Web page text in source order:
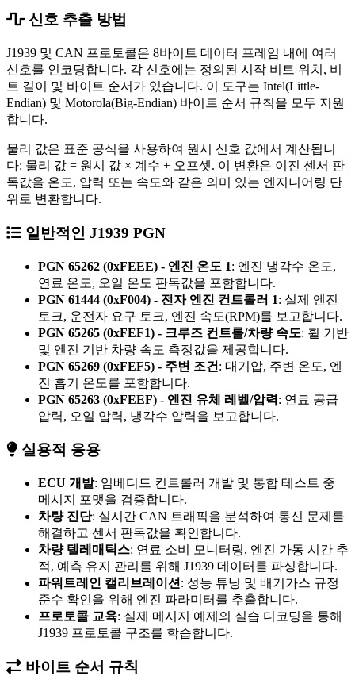
신호 추출 방법
J1939 및 CAN 프로토콜은 8바이트 데이터 프레임 내에 여러
신호를 인코딩합니다. 각 신호에는 정의된 시작 비트 위치, 비
트 길이 및 바이트 순서가 있습니다. 이 도구는 Intel(Little-
Endian) 및 Motorola(Big-Endian) 바이트 순서 규칙을 모두 지원
합니다.
물리 값은 표준 공식을 사용하여 원시 신호 값에서 계산됩니
다: 물리 값 = 원시 값 × 계수 + 오프셋. 이 변환은 이진 센서 판
독값을 온도, 압력 또는 속도와 같은 의미 있는 엔지니어링 단
위로 변환합니다.
일반적인 J1939 PGN
PGN 65262 (0xFEEE) - 엔진 온도 1: 엔진 냉각수 온도,
연료 온도, 오일 온도 판독값을 포함합니다.
PGN 61444 (0xF004) - 전자 엔진 컨트롤러 1: 실제 엔진
토크, 운전자 요구 토크, 엔진 속도(RPM)를 보고합니다.
PGN 65265 (0xFEF1) - 크루즈 컨트롤/차량 속도: 휠 기반
및 엔진 기반 차량 속도 측정값을 제공합니다.
PGN 65269 (0xFEF5) - 주변 조건 : 대기압, 주변 온도, 엔
진 흡기 온도를 포함합니다.
PGN 65263 (0xFEEF) - 엔진 유체 레벨/압력: 연료 공급
압력, 오일 압력, 냉각수 압력을 보고합니다.
실용적 응용
ECU 개발: 임베디드 컨트롤러 개발 및 통합 테스트 중
메시지 포맷을 검증합니다.
차량 진단: 실시간 CAN 트래픽을 분석하여 통신 문제를
해결하고 센서 판독값을 확인합니다.
차량 텔레매틱스: 연료 소비 모니터링, 엔진 가동 시간 추
적, 예측 유지 관리를 위해 J1939 데이터를 파싱합니다.
파워트레인 캘리브레이션 : 성능 튜닝 및 배기가스 규정
준수 확인을 위해 엔진 파라미터를 추출합니다.
프로토콜 교육: 실제 메시지 예제의 실습 디코딩을 통해
J1939 프로토콜 구조를 학습합니다.
바이트 순서 규칙